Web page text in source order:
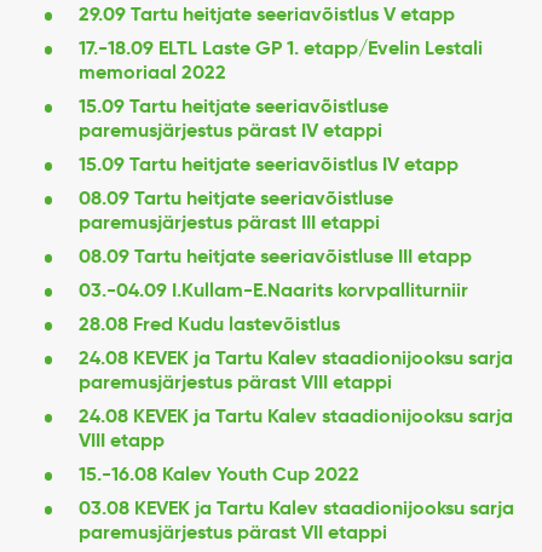
29.09 Tartu heitjate seeriavõistlus V etapp
17.-18.09 ELTL Laste GP 1. etapp/Evelin Lestali
memoriaal 2022
15.09 Tartu heitjate seeriavõistluse
paremusjärjestus pärast IV etappi
15.09 Tartu heitjate seeriavõistlus IV etapp
08.09 Tartu heitjate seeriavõistluse
paremusjärjestus pärast III etappi
08.09 Tartu heitjate seeriavõistluse III etapp
03.-04.09 I.Kullam-E.Naarits korvpalliturniir
28.08 Fred Kudu lastevõistlus
24.08 KEVEK ja Tartu Kalev staadionijooksu sarja
paremusjärjestus pärast VIII etappi
24.08 KEVEK ja Tartu Kalev staadionijooksu sarja
VIII etapp
15.-16.08 Kalev Youth Cup 2022
03.08 KEVEK ja Tartu Kalev staadionijooksu sarja
paremusjärjestus pärast VII etappi